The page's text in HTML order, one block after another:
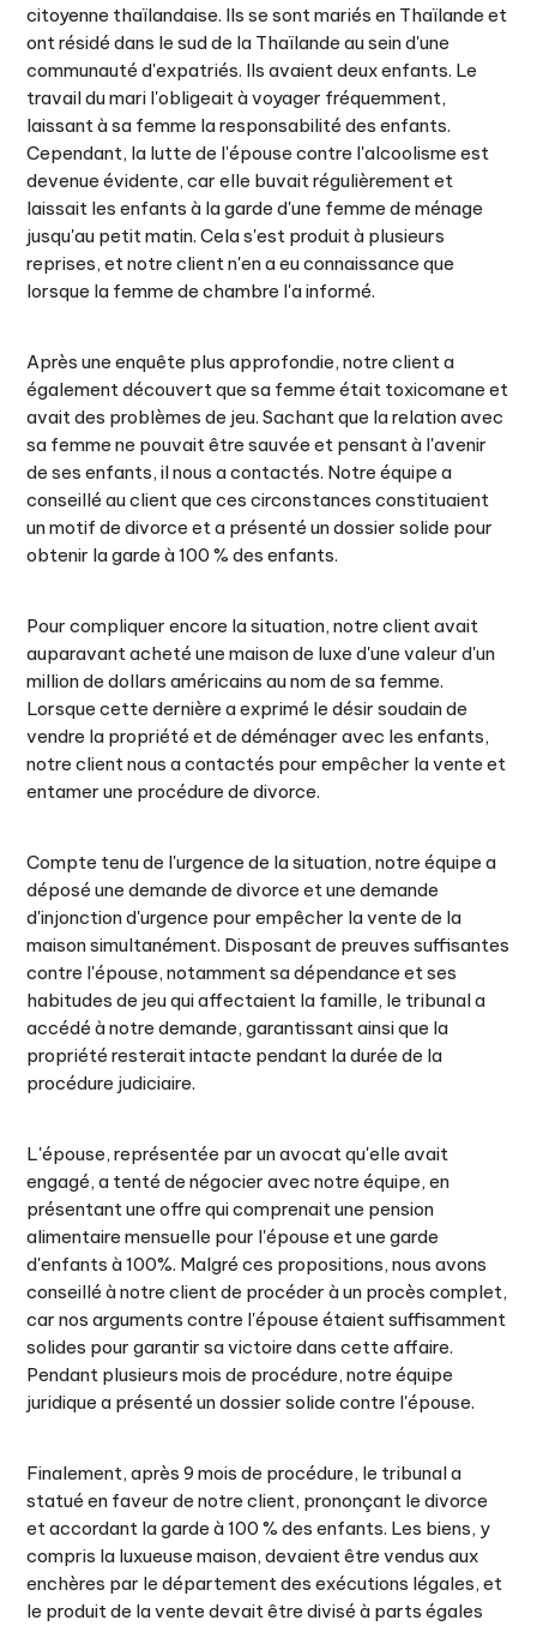
citoyenne thaïlandaise. Ils se sont mariés en Thaïlande et
ont résidé dans le sud de la Thaïlande au sein d'une
communauté d'expatriés. Ils avaient deux enfants. Le
travail du mari l'obligeait à voyager fréquemment,
laissant à sa femme la responsabilité des enfants.
Cependant, la lutte de l'épouse contre l'alcoolisme est
devenue évidente, car elle buvait régulièrement et
laissait les enfants à la garde d'une femme de ménage
jusqu'au petit matin. Cela s'est produit à plusieurs
reprises, et notre client n'en a eu connaissance que
lorsque la femme de chambre l'a informé.
Après une enquête plus approfondie, notre client a
également découvert que sa femme était toxicomane et
avait des problèmes de jeu. Sachant que la relation avec
sa femme ne pouvait être sauvée et pensant à l'avenir
de ses enfants, il nous a contactés. Notre équipe a
conseillé au client que ces circonstances constituaient
un motif de divorce et a présenté un dossier solide pour
obtenir la garde à 100 % des enfants.
Pour compliquer encore la situation, notre client avait
auparavant acheté une maison de luxe d'une valeur d'un
million de dollars américains au nom de sa femme.
Lorsque cette dernière a exprimé le désir soudain de
vendre la propriété et de déménager avec les enfants,
notre client nous a contactés pour empêcher la vente et
entamer une procédure de divorce.
Compte tenu de l'urgence de la situation, notre équipe a
déposé une demande de divorce et une demande
d'injonction d'urgence pour empêcher la vente de la
maison simultanément. Disposant de preuves suffisantes
contre l'épouse, notamment sa dépendance et ses
habitudes de jeu qui affectaient la famille, le tribunal a
accédé à notre demande, garantissant ainsi que la
propriété resterait intacte pendant la durée de la
procédure judiciaire.
L'épouse, représentée par un avocat qu'elle avait
engagé, a tenté de négocier avec notre équipe, en
présentant une offre qui comprenait une pension
alimentaire mensuelle pour l'épouse et une garde
d'enfants à 100%. Malgré ces propositions, nous avons
conseillé à notre client de procéder à un procès complet,
car nos arguments contre l'épouse étaient suffisamment
solides pour garantir sa victoire dans cette affaire.
Pendant plusieurs mois de procédure, notre équipe
juridique a présenté un dossier solide contre l'épouse.
Finalement, après 9 mois de procédure, le tribunal a
statué en faveur de notre client, prononçant le divorce
et accordant la garde à 100 % des enfants. Les biens, y
compris la luxueuse maison, devaient être vendus aux
enchères par le département des exécutions légales, et
le produit de la vente devait être divisé à parts égales